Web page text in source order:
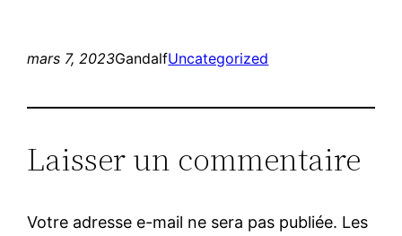
mars 7, 2023GandalfUncategorized
Laisser un commentaire
Votre adresse e-mail ne sera pas publiée. Les